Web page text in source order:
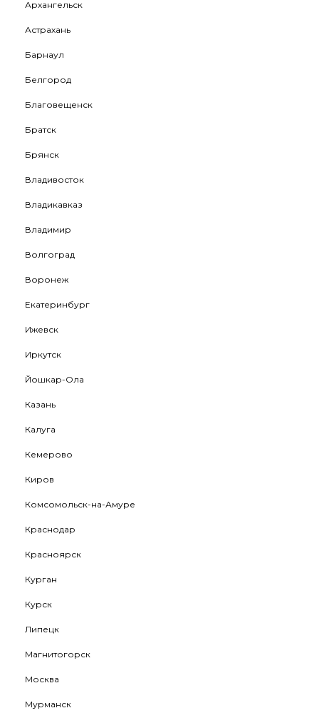
Архангельск
Астрахань
Барнаул
Белгород
Благовещенск
Братск
Брянск
Владивосток
Владикавказ
Владимир
Волгоград
Воронеж
Екатеринбург
Ижевск
Иркутск
Йошкар-Ола
Казань
Калуга
Кемерово
Киров
Комсомольск-на-Амуре
Краснодар
Красноярск
Курган
Курск
Липецк
Магнитогорск
Москва
Мурманск